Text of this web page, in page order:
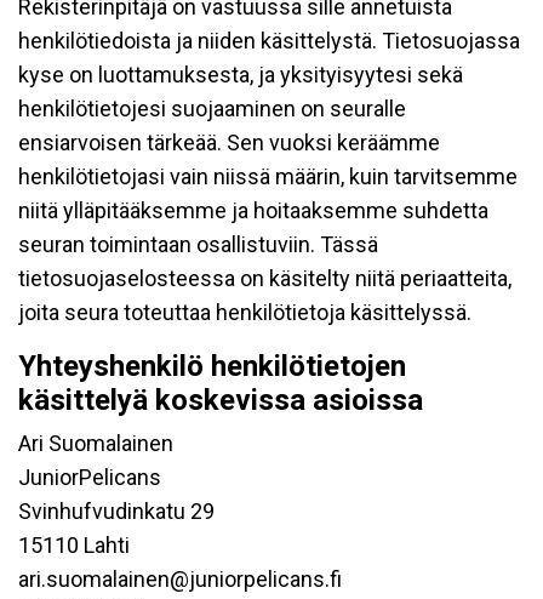
Rekisterinpitäjä on vastuussa sille annetuista
henkilötiedoista ja niiden käsittelystä. Tietosuojassa
kyse on luottamuksesta, ja yksityisyytesi sekä
henkilötietojesi suojaaminen on seuralle
ensiarvoisen tärkeää. Sen vuoksi keräämme
henkilötietojasi vain niissä määrin, kuin tarvitsemme
niitä ylläpitääksemme ja hoitaaksemme suhdetta
seuran toimintaan osallistuviin. Tässä
tietosuojaselosteessa on käsitelty niitä periaatteita,
joita seura toteuttaa henkilötietoja käsittelyssä.
Yhteyshenkilö henkilötietojen
käsittelyä koskevissa asioissa
Ari Suomalainen
JuniorPelicans
Svinhufvudinkatu 29
15110 Lahti
ari.suomalainen@juniorpelicans.fi